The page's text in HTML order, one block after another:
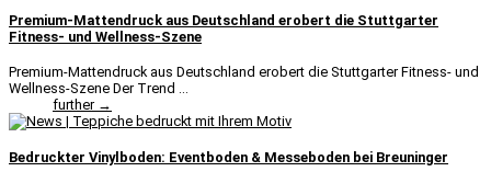
Premium-Mattendruck aus Deutschland erobert die Stuttgarter
Fitness- und Wellness-Szene
Premium-Mattendruck aus Deutschland erobert die Stuttgarter Fitness- und
Wellness-Szene Der Trend ...
further →
Bedruckter Vinylboden: Eventboden & Messeboden bei Breuninger